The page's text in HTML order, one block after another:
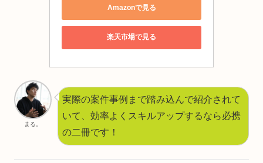
Amazonで見る
楽天市場で見る
まる。
実際の案件事例まで踏み込んで紹介されて
いて、効率よくスキルアップするなら必携
の二冊です！